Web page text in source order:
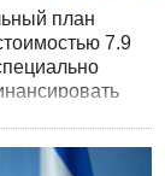
план
7.9